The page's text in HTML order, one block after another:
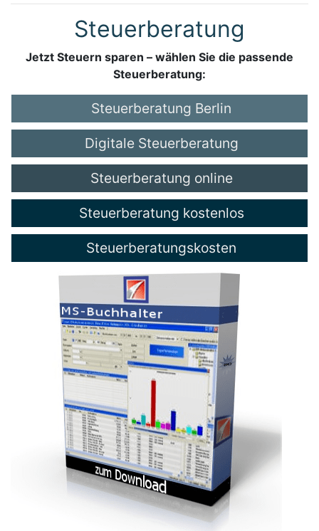
Steuerberatung
Jetzt Steuern sparen – wählen Sie die passende
Steuerberatung:
Steuerberatung Berlin
Digitale Steuerberatung
Steuerberatung online
Steuerberatung kostenlos
Steuerberatungskosten